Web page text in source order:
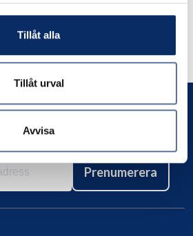
Tillåt alla
Tillåt urval
Avvisa
tittat på
Prenumerera